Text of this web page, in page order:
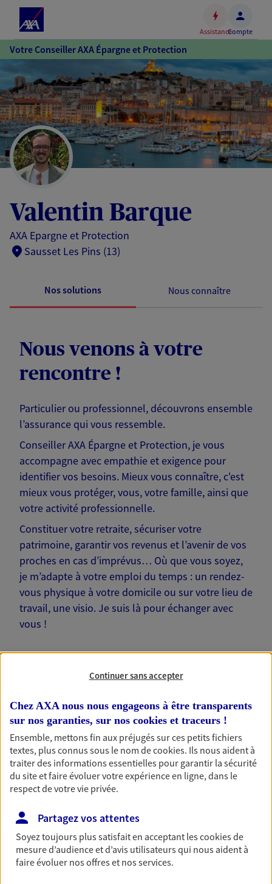
Accéder
au
contenu
principal
Accéder
au
pied
de
page
AssistanceCompte
Votre Conseiller AXA Épargne et Protection
Valentin Barque
AXA Epargne et Protection
Sausset Les Pins (13)
Nos solutions Nous connaître
Nous venons à votre
rencontre !
Particulier ou professionnel, découvrons ensemble
l’assurance qui vous ressemble.
Conseiller AXA Épargne et Protection, je vous
accompagne avec empathie et exigence pour
identifier vos besoins. Mieux vous connaître, c'est
mieux vous protéger, vous, votre famille, ainsi que
votre activité professionnelle.
Constituer votre retraite, sécuriser votre
patrimoine, garantir vos revenus et l’avenir de vos
proches en cas d’imprévus… Où que vous soyez,
je m’adapte à votre emploi du temps : un rendez-
vous physique à votre domicile ou sur votre lieu de
travail, une visio. Je suis là pour échanger avec
vous !
Nos offres phares
Épargne
Réalisez vos projets grâce à votre épargne : achat
immobilier, études des enfants ou voyage autour
du monde… Épargnez à votre rythme et
simplement, selon votre profil.
Découvrir les offres Épargne
Continuer sans accepter
Chez AXA nous nous engageons à être transparents
sur nos garanties, sur nos cookies et traceurs !
Ensemble, mettons fin aux préjugés sur ces petits fichiers
textes, plus connus sous le nom decookies. Ils nous aident à
traiter des informations essentielles pour garantir la sécurité
du site et faire évoluer votre expérience en ligne, dans le
respect de votre vie privée.
Partagez vos attentes
Soyez toujours plus satisfait en acceptant lescookiesde
mesure d’audience et d’avis utilisateurs qui nous aident à
faire évoluer nos offres et nos services.